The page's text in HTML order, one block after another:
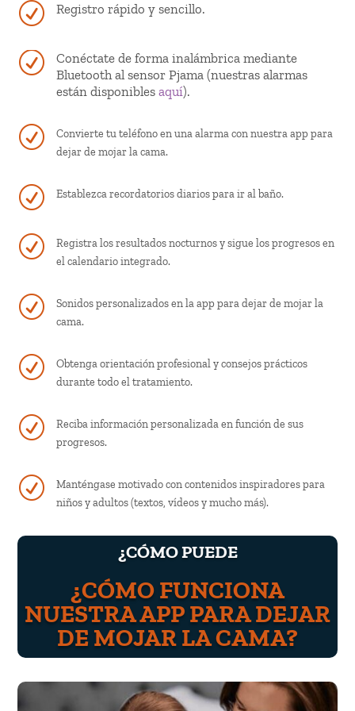
R Registro rápido y sencillo.
R
Conéctate de forma inalámbrica mediante
Bluetooth al sensor Pjama (nuestras alarmas
están disponibles aquí).
R
Convierte tu teléfono en una alarma con nuestra app para
dejar de mojar la cama.
R Establezca recordatorios diarios para ir al baño.
R
Registra los resultados nocturnos y sigue los progresos en
el calendario integrado.
R
Sonidos personalizados en la app para dejar de mojar la
cama.
R
Obtenga orientación profesional y consejos prácticos
durante todo el tratamiento.
R
Reciba información personalizada en función de sus
progresos.
R
Manténgase motivado con contenidos inspiradores para
niños y adultos (textos, vídeos y mucho más).
¿CÓMO PUEDE
¿CÓMO FUNCIONA
NUESTRA APP PARA DEJAR
DE MOJAR LA CAMA?